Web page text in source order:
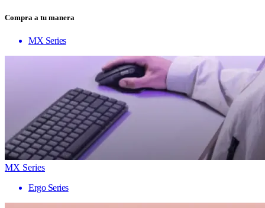
Compra a tu manera
MX Series
MX Series
Ergo Series